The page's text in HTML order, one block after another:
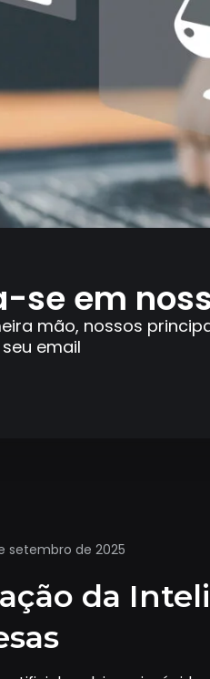
se em
mão, nossos
email
setembro de 2025
da